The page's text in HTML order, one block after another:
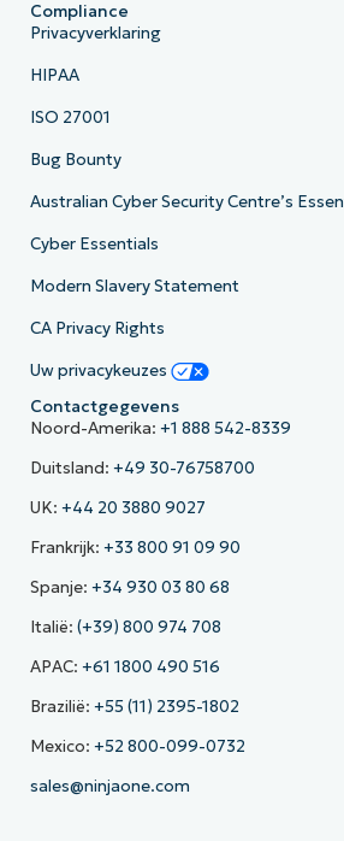
Compliance
Privacyverklaring
HIPAA
ISO 27001
Bug Bounty
Australian Cyber Security Centre’s
Cyber Essentials
Modern Slavery Statement
CA Privacy Rights
Uw privacykeuzes
Contactgegevens
Noord-Amerika: +1 888 542-8339
Duitsland: +49 30-76758700
UK: +44 20 3880 9027
Frankrijk: +33 800 91 09 90
Spanje: +34 930 03 80 68
Italië: (+39) 800 974 708
APAC: +61 1800 490 516
Brazilië: +55 (11) 2395-1802
Mexico: +52 800-099-0732
sales@ninjaone.com